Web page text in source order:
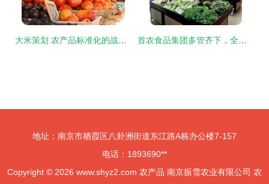
地址：南京市栖霞区八卦洲街道东江路A栋办公楼7-157
电话：1893690**
Copyright © 2026 www.shyz2.com 农产品 南京振雪农业有限公司 农